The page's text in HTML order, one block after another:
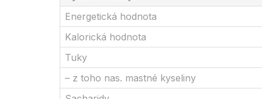
Energetická hodnota
Kalorická hodnota
Tuky
– z toho nas. mastné kyseliny